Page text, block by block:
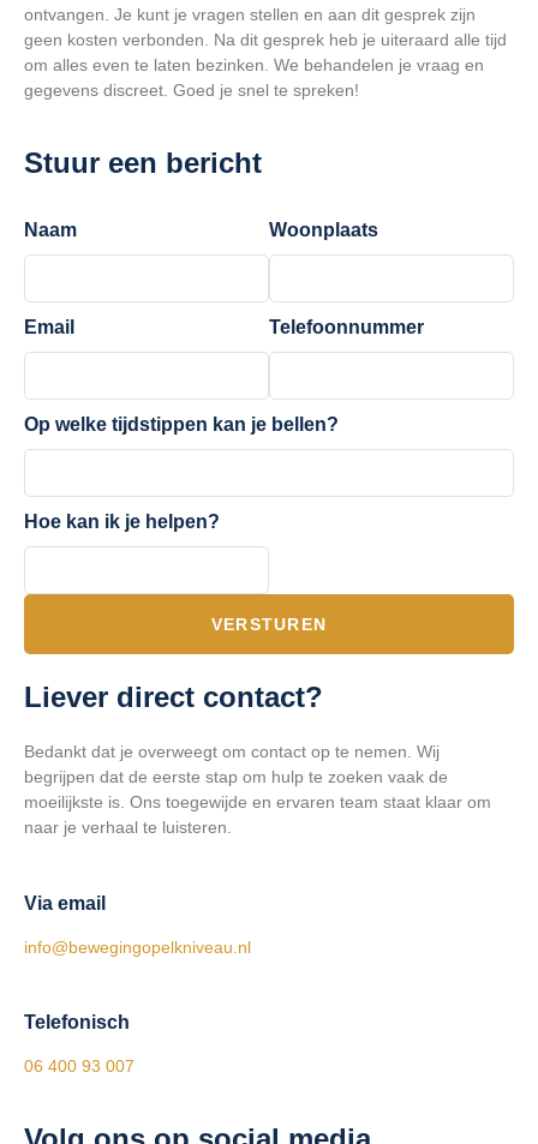
ontvangen. Je kunt je vragen stellen en aan dit gesprek zijn
geen kosten verbonden. Na dit gesprek heb je uiteraard alle tijd
om alles even te laten bezinken. We behandelen je vraag en
gegevens discreet. Goed je snel te spreken!
Stuur een bericht
Naam Woonplaats
Email Telefoonnummer
Op welke tijdstippen kan je bellen?
Hoe kan ik je helpen?
VERSTUREN
Liever direct contact?
Bedankt dat je overweegt om contact op te nemen. Wij
begrijpen dat de eerste stap om hulp te zoeken vaak de
moeilijkste is. Ons toegewijde en ervaren team staat klaar om
naar je verhaal te luisteren.
Via email
info@bewegingopelkniveau.nl
Telefonisch
06 400 93 007